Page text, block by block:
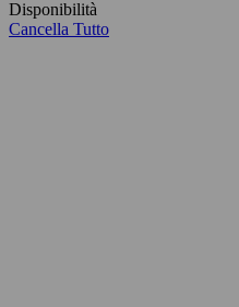
Disponibilità
Cancella Tutto